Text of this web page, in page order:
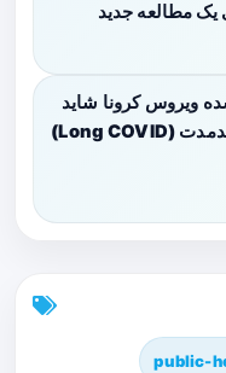
یک مطالعه جدید
ویروس کرونا شاید
سرنخی برای علائم بلندمدت (Long COVID)
public-